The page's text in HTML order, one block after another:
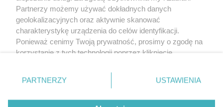
O nas
Partnerzy możemy używać dokładnych danych
geolokalizacyjnych oraz aktywnie skanować
charakterystykę urządzenia do celów identyfikacji.
Ponieważ cenimy Twoją prywatność, prosimy o zgodę na
korzystanie z tych technologii poprzez kliknięcie
zmienić/wycofać klikając przycisk ustawień prywatności
znajdujący się w lewym dolnym rogu strony
rodzaje przetwarzania danych nie wymagają zgody
PARTNERZY USTAWIENIA